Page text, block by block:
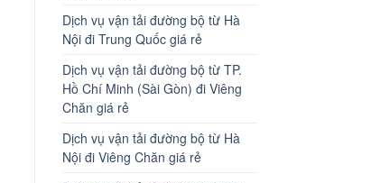
Dịch vụ vận tải đường bộ từ Hà
Nội đi Trung Quốc giá rẻ
Dịch vụ vận tải đường bộ từ TP.
Hồ Chí Minh (Sài Gòn) đi Viêng
Chăn giá rẻ
Dịch vụ vận tải đường bộ từ Hà
Nội đi Viêng Chăn giá rẻ